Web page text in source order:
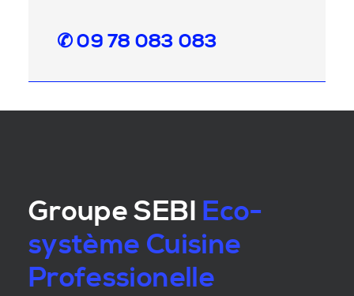
✆ 09 78 083 083
Groupe SEBI Eco-
système Cuisine
Professionelle